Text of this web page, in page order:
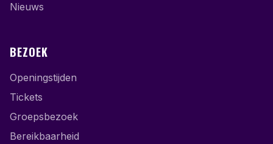
Nieuws
BEZOEK
Openingstijden
Tickets
Groepsbezoek
Bereikbaarheid